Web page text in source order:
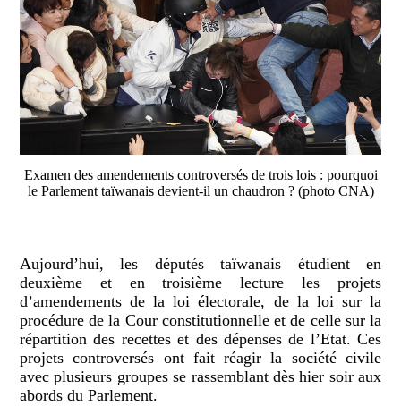
Examen des amendements controversés de trois lois : pourquoi
le Parlement taïwanais devient-il un chaudron ? (photo CNA)
Aujourd’hui, les députés taïwanais étudient en
deuxième et en troisième lecture les projets
d’amendements de la loi électorale, de la loi sur la
procédure de la Cour constitutionnelle et de celle sur la
répartition des recettes et des dépenses de l’Etat. Ces
projets controversés ont fait réagir la société civile
avec plusieurs groupes se rassemblant dès hier soir aux
abords du Parlement.